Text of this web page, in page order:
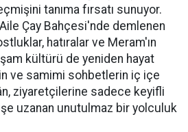
tanıma fırsatı sunuyor.
Çay Bahçesi'nde demlenen
hatıralar ve Meram'ın
kültürü de yeniden hayat
ve samimi sohbetlerin iç içe
ziyaretçilerine sadece keyifli
uzanan unutulmaz bir yolculuk